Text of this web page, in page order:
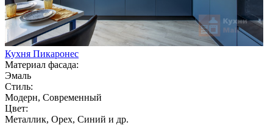
Кухня Пикаронес
Материал фасада:
Эмаль
Стиль:
Модерн, Современный
Цвет:
Металлик, Орех, Синий и др.